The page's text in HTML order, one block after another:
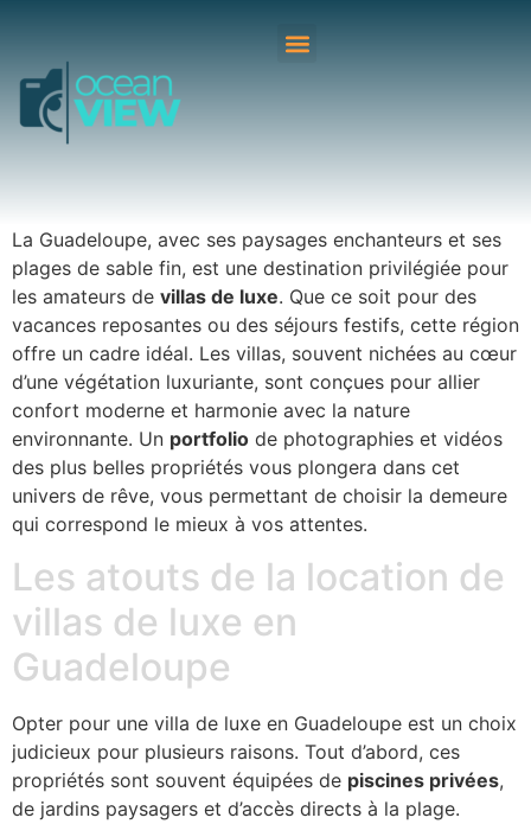
La Guadeloupe, avec ses paysages enchanteurs et ses
plages de sable fin, est une destination privilégiée pour
les amateurs de villas de luxe. Que ce soit pour des
vacances reposantes ou des séjours festifs, cette région
offre un cadre idéal. Les villas, souvent nichées au cœur
d’une végétation luxuriante, sont conçues pour allier
confort moderne et harmonie avec la nature
environnante. Un portfolio de photographies et vidéos
des plus belles propriétés vous plongera dans cet
univers de rêve, vous permettant de choisir la demeure
qui correspond le mieux à vos attentes.
Les atouts de la location de
villas de luxe en
Guadeloupe
Opter pour une villa de luxe en Guadeloupe est un choix
judicieux pour plusieurs raisons. Tout d’abord, ces
propriétés sont souvent équipées de piscines privées,
de jardins paysagers et d’accès directs à la plage.